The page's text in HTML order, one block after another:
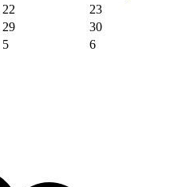
22
23
29
30
5 6